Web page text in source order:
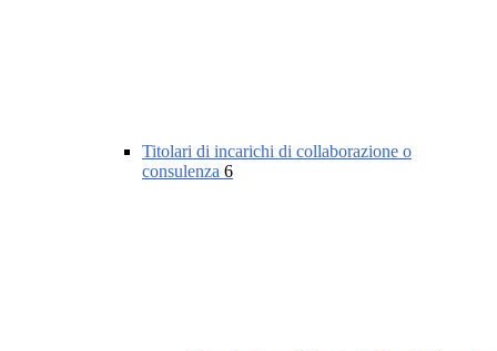
Titolari di incarichi di collaborazione o
consulenza 6